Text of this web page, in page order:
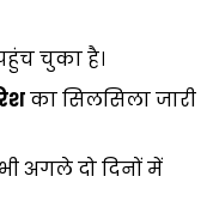
चुका है।
का सिलसिला जारी
अगले दो दिनों में